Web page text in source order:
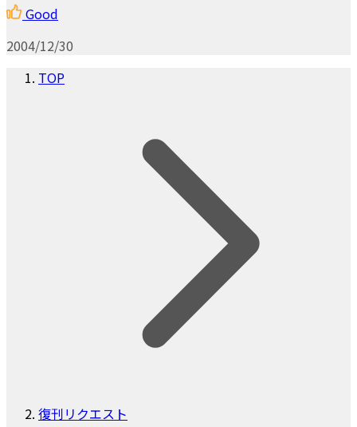
Good
2004/12/30
TOP
復刊リクエスト